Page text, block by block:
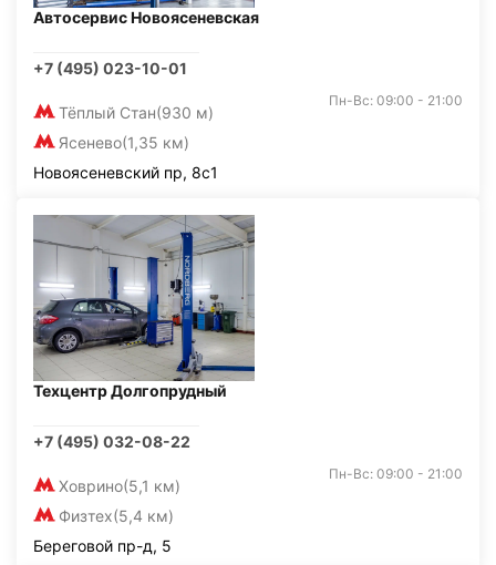
Автосервис Новоясеневская
+7 (495) 023-10-01
Тёплый Стан(930 м)
Ясенево(1,35 км)
Пн-Вс: 09:00 - 21:00
Новоясеневский пр, 8с1
Техцентр Долгопрудный
+7 (495) 032-08-22
Ховрино(5,1 км)
Физтех(5,4 км)
Пн-Вс: 09:00 - 21:00
Береговой пр-д, 5